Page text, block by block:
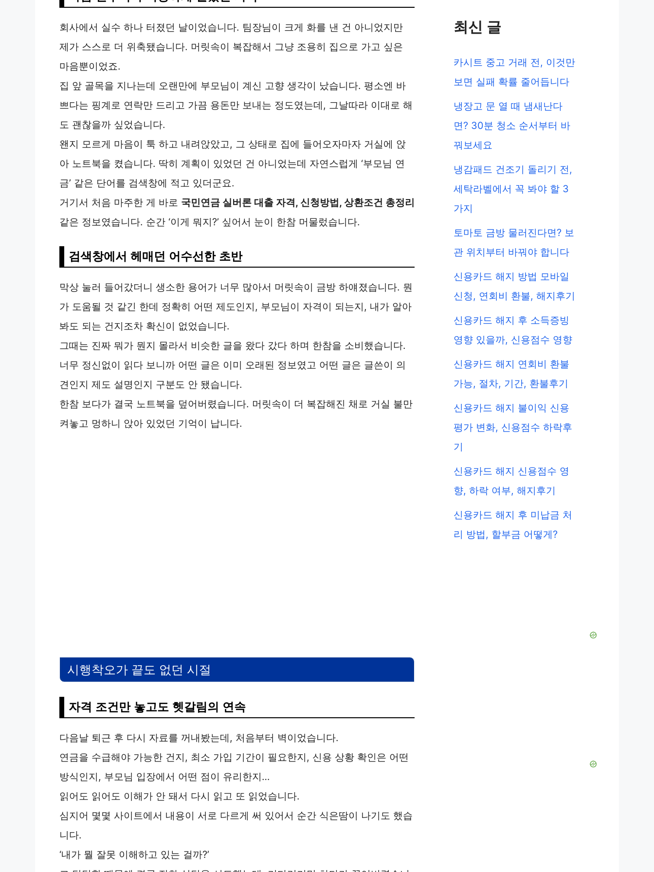
회사에서 실수 하나 터졌던 날이었습니다. 팀장님이 크게 화를 낸 건 아니었지만
제가 스스로 더 위축됐습니다. 머릿속이 복잡해서 그냥 조용히 집으로 가고 싶은
마음뿐이었죠.
집 앞 골목을 지나는데 오랜만에 부모님이 계신 고향 생각이 났습니다. 평소엔 바
쁘다는 핑계로 연락만 드리고 가끔 용돈만 보내는 정도였는데, 그날따라 이대로 해
도 괜찮을까 싶었습니다.
왠지 모르게 마음이 툭 하고 내려앉았고, 그 상태로 집에 들어오자마자 거실에 앉
아 노트북을 켰습니다. 딱히 계획이 있었던 건 아니었는데 자연스럽게 ‘부모님 연
금’ 같은 단어를 검색창에 적고 있더군요.
거기서 처음 마주한 게 바로 국민연금 실버론 대출 자격, 신청방법, 상환조건 총정리
같은 정보였습니다. 순간 ‘이게 뭐지?’ 싶어서 눈이 한참 머물렀습니다.
검색창에서 헤매던 어수선한 초반
막상 눌러 들어갔더니 생소한 용어가 너무 많아서 머릿속이 금방 하얘졌습니다. 뭔
가 도움될 것 같긴 한데 정확히 어떤 제도인지, 부모님이 자격이 되는지, 내가 알아
봐도 되는 건지조차 확신이 없었습니다.
그때는 진짜 뭐가 뭔지 몰라서 비슷한 글을 왔다 갔다 하며 한참을 소비했습니다.
너무 정신없이 읽다 보니까 어떤 글은 이미 오래된 정보였고 어떤 글은 글쓴이 의
견인지 제도 설명인지 구분도 안 됐습니다.
한참 보다가 결국 노트북을 덮어버렸습니다. 머릿속이 더 복잡해진 채로 거실 불만
켜놓고 멍하니 앉아 있었던 기억이 납니다.
시행착오가 끝도 없던 시절
자격 조건만 놓고도 헷갈림의 연속
다음날 퇴근 후 다시 자료를 꺼내봤는데, 처음부터 벽이었습니다.
연금을 수급해야 가능한 건지, 최소 가입 기간이 필요한지, 신용 상황 확인은 어떤
방식인지, 부모님 입장에서 어떤 점이 유리한지…
읽어도 읽어도 이해가 안 돼서 다시 읽고 또 읽었습니다.
심지어 몇몇 사이트에서 내용이 서로 다르게 써 있어서 순간 식은땀이 나기도 했습
니다.
‘내가 뭘 잘못 이해하고 있는 걸까?’
최신 글
카시트 중고 거래 전, 이것만
보면 실패 확률 줄어듭니다
냉장고 문 열 때 냄새난다
면? 30분 청소 순서부터 바
꿔보세요
냉감패드 건조기 돌리기 전,
세탁라벨에서 꼭 봐야 할 3
가지
토마토 금방 물러진다면? 보
관 위치부터 바꿔야 합니다
신용카드 해지 방법 모바일
신청, 연회비 환불, 해지후기
신용카드 해지 후 소득증빙
영향 있을까, 신용점수 영향
신용카드 해지 연회비 환불
가능, 절차, 기간, 환불후기
신용카드 해지 불이익 신용
평가 변화, 신용점수 하락후
기
신용카드 해지 신용점수 영
향, 하락 여부, 해지후기
신용카드 해지 후 미납금 처
리 방법, 할부금 어떻게?